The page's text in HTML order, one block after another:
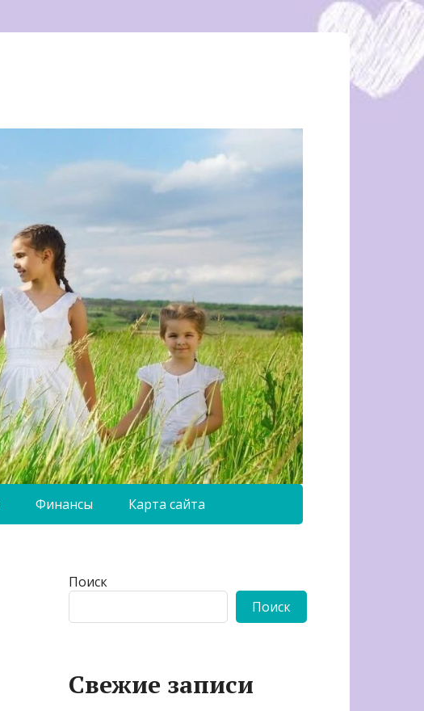
Финансы Карта сайта
Поиск
Поиск
Свежие записи